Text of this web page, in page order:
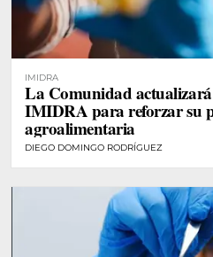
IMIDRA
La Comunidad
IMIDRA para reforzar su
agroalimentaria
DIEGO DOMINGO RODRÍGUEZ